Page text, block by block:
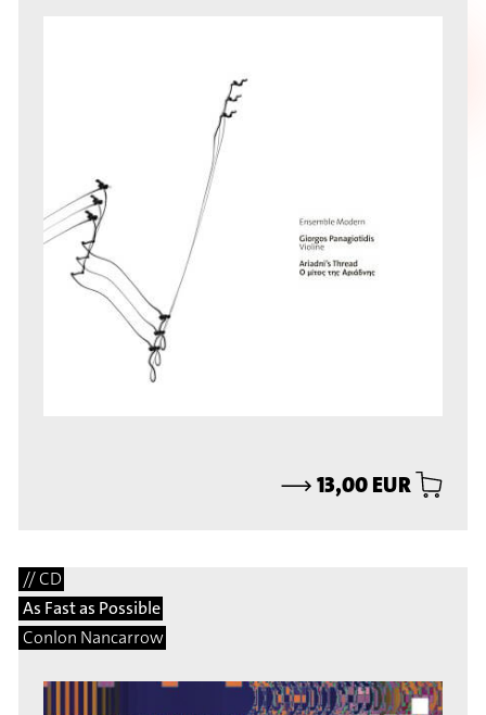
⟶13,00 EUR
// CD
As Fast as Possible
Conlon Nancarrow